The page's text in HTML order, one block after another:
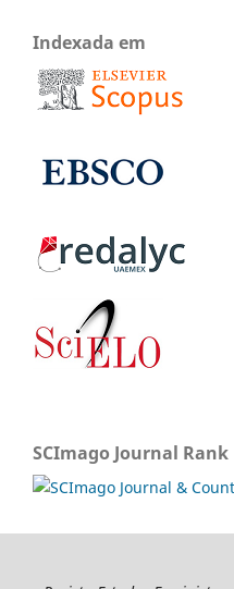
Indexada em
SCImago Journal Rank